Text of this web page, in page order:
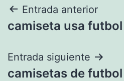
Navegación
de
entradas
Entrada anterior
camiseta usa
Entrada siguiente
camisetas de